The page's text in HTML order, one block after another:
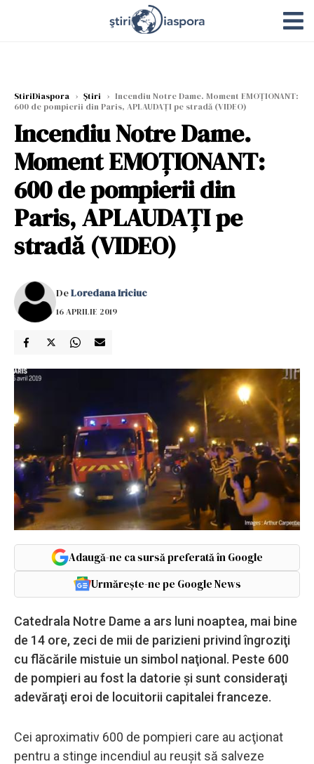
StiriDiaspora › Știri › Incendiu Notre Dame. Moment EMOȚIONANT:
600 de pompierii din Paris, APLAUDAȚI pe stradă (VIDEO)
Incendiu Notre Dame.
Moment EMOȚIONANT:
600 de pompierii din
Paris, APLAUDAȚI pe
stradă (VIDEO)
DeLoredana Iriciuc
16 APRILIE 2019
Adaugă-ne ca sursă preferată în Google
Urmărește-ne pe Google News
Catedrala Notre Dame a ars luni noaptea, mai bine
de 14 ore, zeci de mii de parizieni privind îngroziţi
cu flăcările mistuie un simbol naţional. Peste 600
de pompieri au fost la datorie şi sunt consideraţi
adevăraţi eroi de locuitorii capitalei franceze.
Cei aproximativ 600 de pompieri care au acţionat
pentru a stinge incendiul au reuşit să salveze